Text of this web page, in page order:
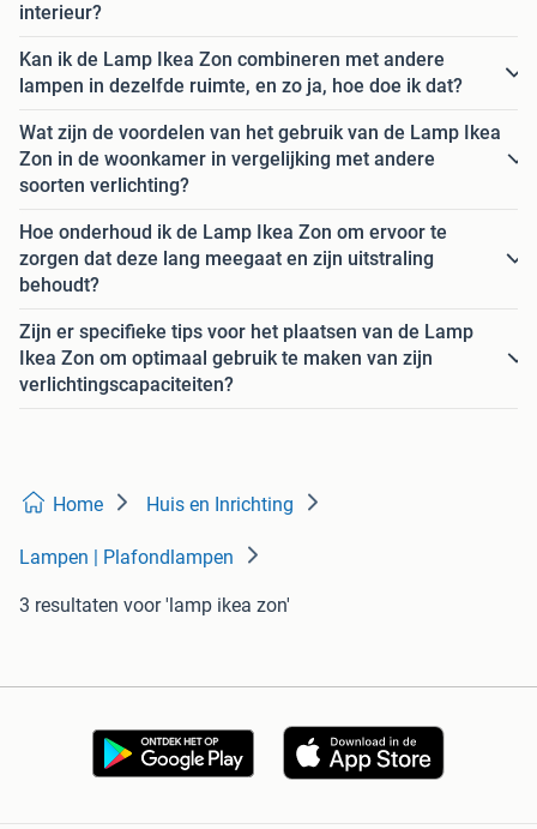
interieur?
Kan ik de Lamp Ikea Zon combineren met andere
lampen in dezelfde ruimte, en zo ja, hoe doe ik dat?
Wat zijn de voordelen van het gebruik van de Lamp Ikea
Zon in de woonkamer in vergelijking met andere
soorten verlichting?
Hoe onderhoud ik de Lamp Ikea Zon om ervoor te
zorgen dat deze lang meegaat en zijn uitstraling
behoudt?
Zijn er specifieke tips voor het plaatsen van de Lamp
Ikea Zon om optimaal gebruik te maken van zijn
verlichtingscapaciteiten?
Home Huis en Inrichting
Lampen | Plafondlampen
3 resultaten voor 'lamp ikea zon'